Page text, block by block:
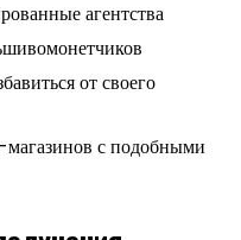
агентства
от своего
магазинов с подобными